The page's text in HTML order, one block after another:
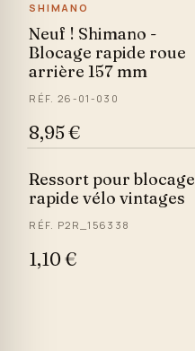
SHIMANO
Neuf ! Shimano -
Blocage rapide roue
arrière 157 mm
RÉF. 26-01-030
8,95 €
Ressort pour blocage
rapide vélo vintages
RÉF. P2R_156338
1,10 €